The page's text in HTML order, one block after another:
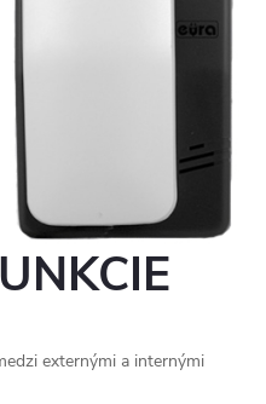
externými a internými